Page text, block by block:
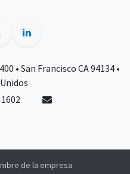
• San Francisco CA 94134 •
de la empresa